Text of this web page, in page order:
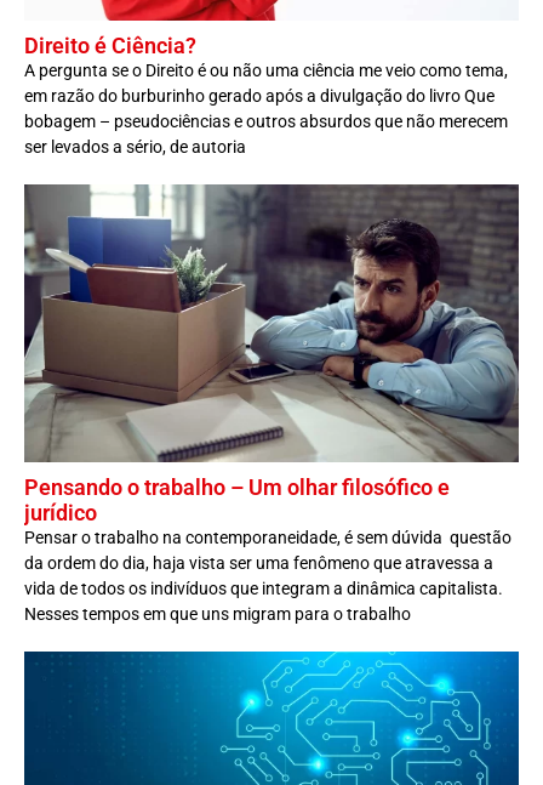
Direito é Ciência?
A pergunta se o Direito é ou não uma ciência me veio como tema,
em razão do burburinho gerado após a divulgação do livro Que
bobagem – pseudociências e outros absurdos que não merecem
ser levados a sério, de autoria
Pensando o trabalho – Um olhar filosófico e
jurídico
Pensar o trabalho na contemporaneidade, é sem dúvida questão
da ordem do dia, haja vista ser uma fenômeno que atravessa a
vida de todos os indivíduos que integram a dinâmica capitalista.
Nesses tempos em que uns migram para o trabalho